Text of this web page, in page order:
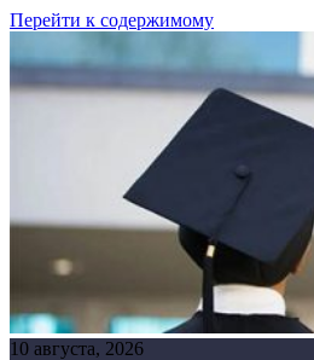
Перейти к содержимому
10 августа, 2026